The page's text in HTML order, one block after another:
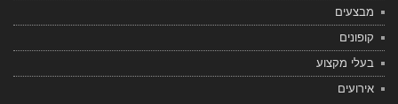
מבצעים
קופונים
בעלי מקצוע
אירועים